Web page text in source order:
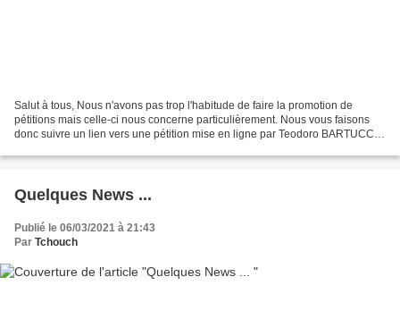
Salut à tous, Nous n'avons pas trop l'habitude de faire la promotion de
pétitions mais celle-ci nous concerne particulièrement. Nous vous faisons
donc suivre un lien vers une pétition mise en ligne par Teodoro BARTUCCIO
Quelques News ...
Publié le 06/03/2021 à 21:43
Par Tchouch